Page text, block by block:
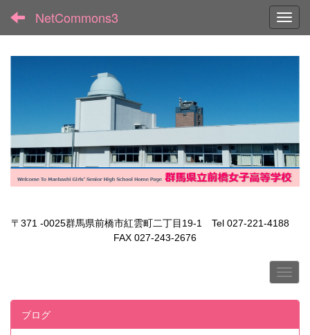
NetCommons3
〒371 -0025群馬県前橋市紅雲町二丁目19-1 Tel 027-221-4188
FAX 027-243-2676
ブログ